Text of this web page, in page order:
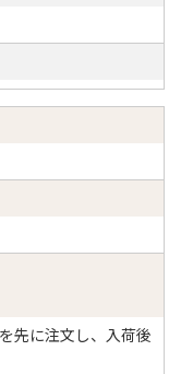
先に注文し、入荷後